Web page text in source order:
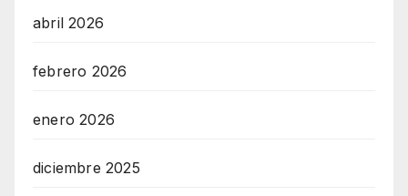
abril 2026
febrero 2026
enero 2026
diciembre 2025